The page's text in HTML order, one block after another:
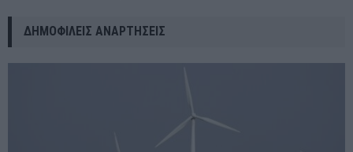
ΔΗΜΟΦΙΛΕΊΣ ΑΝΑΡΤΉΣΕΙΣ